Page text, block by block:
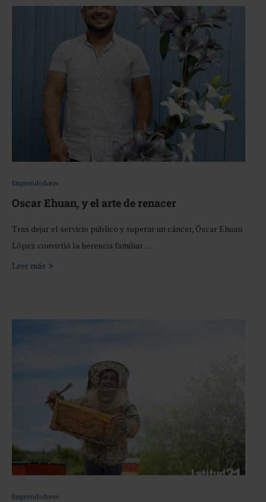
Emprendedores
Oscar Ehuan, y el arte de renacer
Tras dejar el servicio público y superar un cáncer, Óscar Ehuan
López convirtió la herencia familiar …
Leer más
Emprendedores